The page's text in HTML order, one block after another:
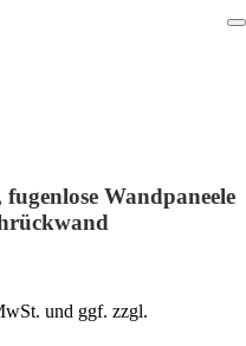
Wandpaneele
und ggf. zzgl.